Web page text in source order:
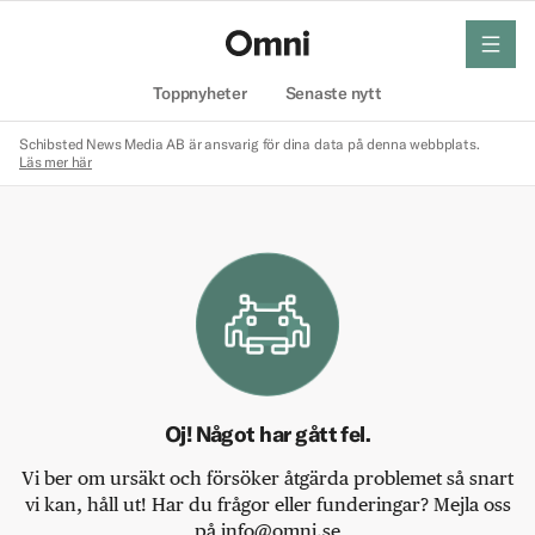
Toppnyheter Senaste nytt
meny
Schibsted News Media AB är ansvarig för dina data på denna webbplats.
Läs mer här
Oj! Något har gått fel.
Vi ber om ursäkt och försöker åtgärda problemet så snart
vi kan, håll ut! Har du frågor eller funderingar? Mejla oss